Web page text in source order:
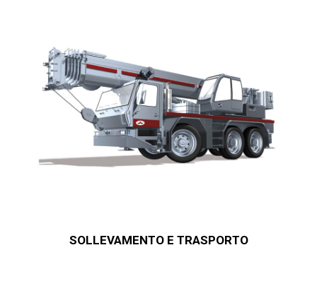
SOLLEVAMENTO E TRASPORTO